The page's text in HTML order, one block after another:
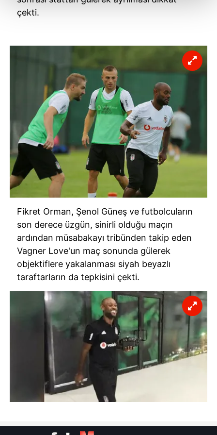
gösterilmeyecektir."
Sizlere daha iyi bir hizmet sunabilmek için İnternet
Sitemizde kendimize ve üçüncü kişilere ait çerezler
kullanılmaktadır. Bu çerezler vasıtasıyla çeşitli kişisel
verileriniz işlenmekte olup gerekli olan çerezler bilgi
toplumu hizmetlerinin sunulması amacıyla
kullanılmaktadır. Diğer çerezler, sitemizin daha işlevsel
kılınması ve kişiselleştirilmesi ve sizlere yönelik
reklam/pazarlama faaliyetlerinin yapılması, amaçlarıyla
sınırlı olarak açık rızanız dahilinde kullanılacaktır.
Çerezlere ilişkin tercihlerinizi aşağıda yer alan panel
vasıtasıyla belirleyebilirsiniz. Çerezlere ilişkin detaylı bilgi
için Ayarlar butonuna tıklayabilir,
Çerez Bilgilendirme
ziyaret edebilirsiniz.
6698 sayılı Kişisel Verilerin Korunması Kanunu uyarınca
hazırlanmış Aydınlatma Metnimizi okumak ve sitemizde
ilgili mevzuata uygun olarak kullanılan çerezlerle ilgili bilgi
almak için lütfen tıklayınız.
çekti.
Fikret Orman, Şenol Güneş ve futbolcuların
son derece üzgün, sinirli olduğu maçın
ardından müsabakayı tribünden takip eden
Vagner Love'un maç sonunda gülerek
objektiflere yakalanması siyah beyazlı
taraftarların da tepkisini çekti.